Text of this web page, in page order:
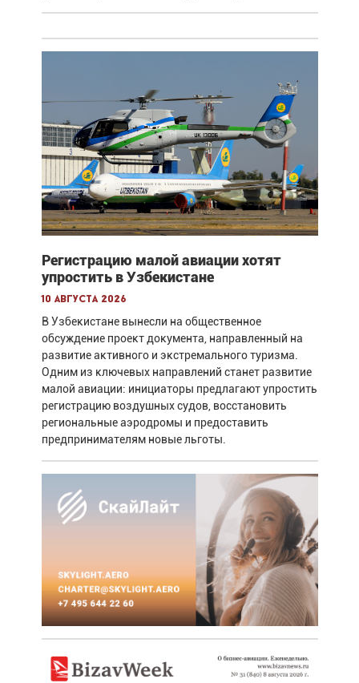
Регистрацию малой авиации хотят
упростить в Узбекистане
10 августа 2026
В Узбекистане вынесли на общественное
обсуждение проект документа, направленный на
развитие активного и экстремального туризма.
Одним из ключевых направлений станет развитие
малой авиации: инициаторы предлагают упростить
регистрацию воздушных судов, восстановить
региональные аэродромы и предоставить
предпринимателям новые льготы.